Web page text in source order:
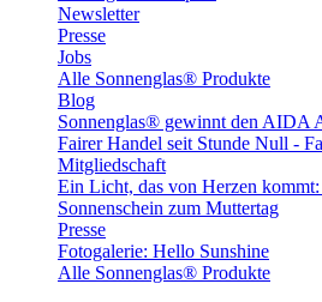
Newsletter
Presse
Jobs
Alle Sonnenglas® Produkte
Blog
Sonnenglas® gewinnt den AIDA
Fairer Handel seit Stunde Null -
Mitgliedschaft
Ein Licht, das von Herzen
Sonnenschein zum Muttertag
Presse
Fotogalerie: Hello Sunshine
Alle Sonnenglas® Produkte